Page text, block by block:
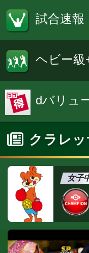
試合速報
ヘビー級
dバリュ
クラレ
女子